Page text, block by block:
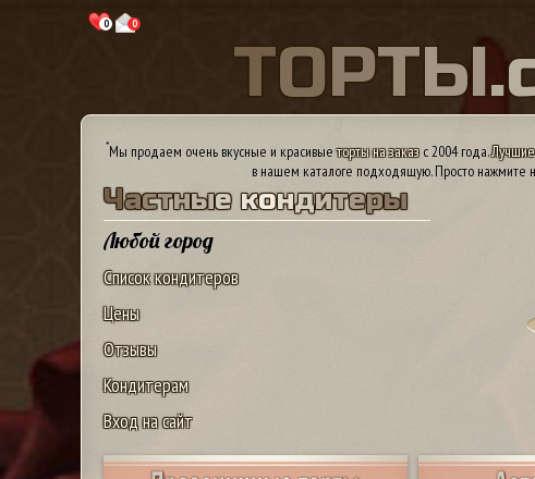
0 0
ТОРТЫ.
*Мы продаем очень вкусные и красивыеторты на заказс 2004 года.
в нашем каталоге подходящую. Просто нажмите
Частные кондитеры
Любой город
Список кондитеров
Цены
Отзывы
Кондитерам
Вход на сайт